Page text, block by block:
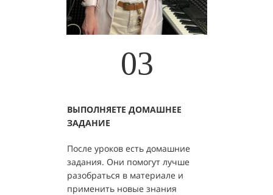
ВЫПОЛНЯЕТЕ ДОМАШНЕЕ
ЗАДАНИЕ
После уроков есть домашние
задания. Они помогут лучше
разобраться в материале и
применить новые знания
03